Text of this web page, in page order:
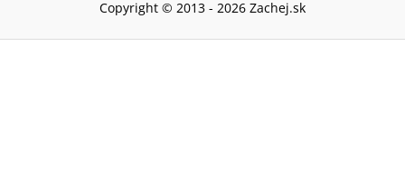
Copyright © 2013 - 2026 Zachej.sk